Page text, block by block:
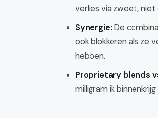
verlies via zweet,
Synergie: De
ook blokkeren als ze
hebben.
Proprietary blends
milligram ik